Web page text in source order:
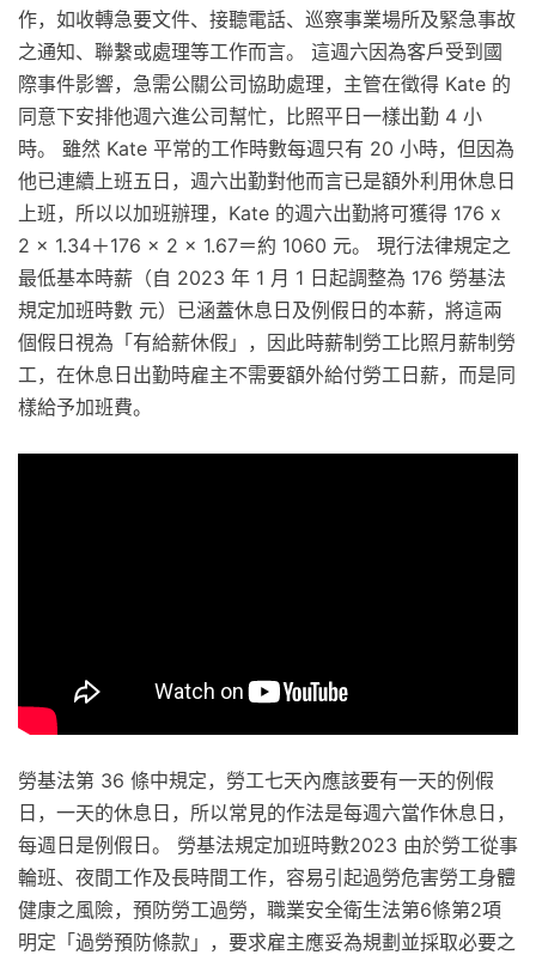
作，如收轉急要文件、接聽電話、巡察事業場所及緊急事故
之通知、聯繫或處理等工作而言。 這週六因為客戶受到國
際事件影響，急需公關公司協助處理，主管在徵得 Kate 的
同意下安排他週六進公司幫忙，比照平日一樣出勤 4 小
時。 雖然 Kate 平常的工作時數每週只有 20 小時，但因為
他已連續上班五日，週六出勤對他而言已是額外利用休息日
上班，所以以加班辦理，Kate 的週六出勤將可獲得 176 x
2 x 1.34＋176 x 2 x 1.67＝約 1060 元。 現行法律規定之
最低基本時薪（自 2023 年 1 月 1 日起調整為 176 勞基法
規定加班時數 元）已涵蓋休息日及例假日的本薪，將這兩
個假日視為「有給薪休假」，因此時薪制勞工比照月薪制勞
工，在休息日出勤時雇主不需要額外給付勞工日薪，而是同
樣給予加班費。
勞基法第 36 條中規定，勞工七天內應該要有一天的例假
日，一天的休息日，所以常見的作法是每週六當作休息日，
每週日是例假日。 勞基法規定加班時數2023 由於勞工從事
輪班、夜間工作及長時間工作，容易引起過勞危害勞工身體
健康之風險，預防勞工過勞，職業安全衛生法第6條第2項
明定「過勞預防條款」，要求雇主應妥為規劃並採取必要之